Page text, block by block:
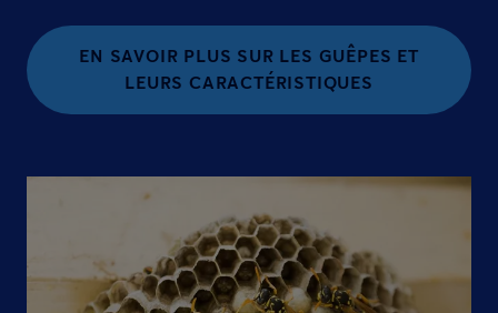
EN SAVOIR PLUS SUR LES GUÊPES ET
LEURS CARACTÉRISTIQUES